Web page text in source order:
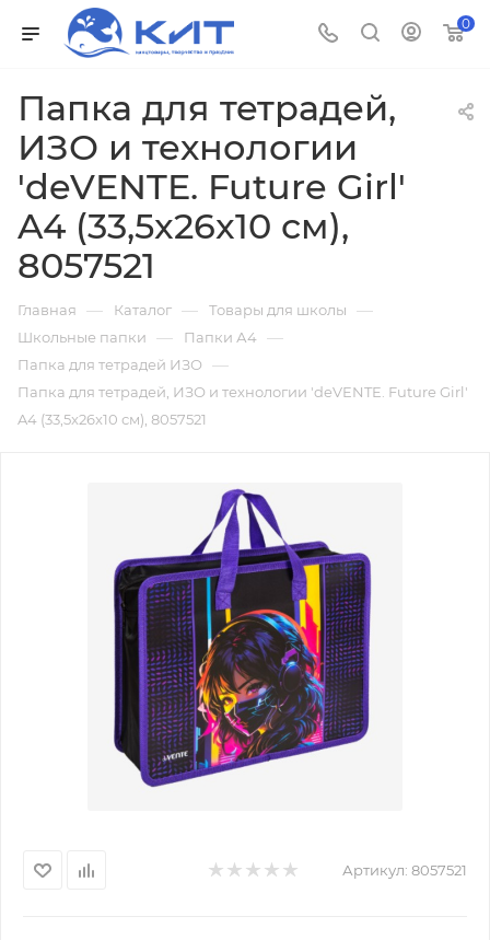
0
Папка для тетрадей,
ИЗО и технологии
'deVENTE. Future Girl'
A4 (33,5x26x10 см),
8057521
Главная — Каталог — Товары для школы —
Школьные папки — Папки А4 —
Папка для тетрадей ИЗО —
Папка для тетрадей, ИЗО и технологии 'deVENTE. Future Girl'
A4 (33,5x26x10 см), 8057521
Артикул: 8057521